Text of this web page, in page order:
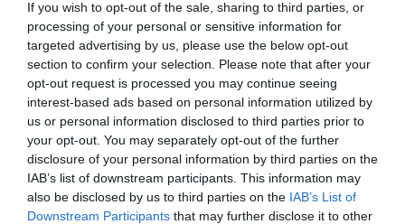
If you wish to opt-out of the sale, sharing to third parties, or
processing of your personal or sensitive information for
targeted advertising by us, please use the below opt-out
section to confirm your selection. Please note that after your
opt-out request is processed you may continue seeing
interest-based ads based on personal information utilized by
us or personal information disclosed to third parties prior to
your opt-out. You may separately opt-out of the further
disclosure of your personal information by third parties on the
IAB’s list of downstream participants. This information may
also be disclosed by us to third parties on the IAB’s List of
Downstream Participants that may further disclose it to other